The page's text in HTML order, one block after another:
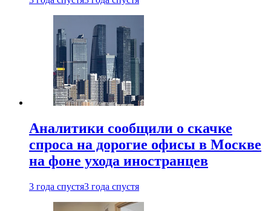
Аналитики сообщили о скачке
спроса на дорогие офисы в Москве
на фоне ухода иностранцев
3 года спустя3 года спустя